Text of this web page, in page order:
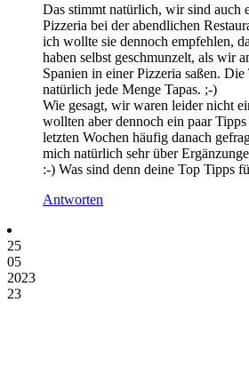
Das stimmt natürlich, wir sind auch
Pizzeria bei der abendlichen
ich wollte sie dennoch empfehlen,
haben selbst geschmunzelt, als wir
Spanien in einer Pizzeria saßen. Die
natürlich jede Menge Tapas. ;-)
Wie gesagt, wir waren leider nicht
wollten aber dennoch ein paar
letzten Wochen häufig danach
mich natürlich sehr über
:-) Was sind denn deine Top Tipps
Antworten
25
05
2023
23